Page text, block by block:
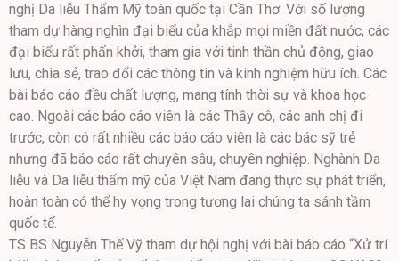
nghị Da liễu Thẩm Mỹ toàn quốc tại Cần Thơ. Với số lượng
tham dự hàng nghìn đại biểu của khắp mọi miền đất nước, các
đại biểu rất phấn khởi, tham gia với tinh thần chủ động, giao
lưu, chia sẻ, trao đổi các thông tin và kinh nghiệm hữu ích. Các
bài báo cáo đều chất lượng, mang tính thời sự và khoa học
cao. Ngoài các báo cáo viên là các Thầy cô, các anh chị đi
trước, còn có rất nhiều các báo cáo viên là các bác sỹ trẻ
nhưng đã báo cáo rất chuyên sâu, chuyên nghiệp. Nghành Da
liễu và Da liễu thẩm mỹ của Việt Nam đang thực sự phát triển,
hoàn toàn có thể hy vọng trong tương lai chúng ta sánh tầm
quốc tế.
TS BS Nguyễn Thế Vỹ tham dự hội nghị với bài báo cáo “Xử trí